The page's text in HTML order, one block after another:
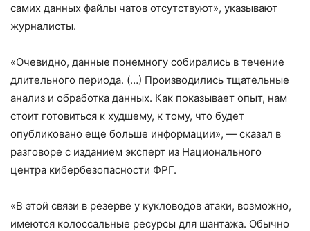
самих данных файлы чатов отсутствуют», указывают
журналисты.
«Очевидно, данные понемногу собирались в течение
длительного периода. (…) Производились тщательные
анализ и обработка данных. Как показывает опыт, нам
стоит готовиться к худшему, к тому, что будет
опубликовано еще больше информации», — сказал в
разговоре с изданием эксперт из Национального
центра кибербезопасности ФРГ.
«В этой связи в резерве у кукловодов атаки, возможно,
имеются колоссальные ресурсы для шантажа. Обычно